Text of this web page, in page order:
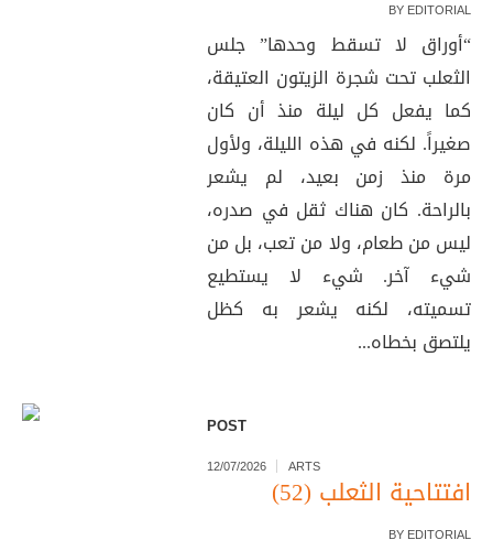
BY EDITORIAL
“أوراق لا تسقط وحدها” جلس
الثعلب تحت شجرة الزيتون العتيقة،
كما يفعل كل ليلة منذ أن كان
صغيراً. لكنه في هذه الليلة، ولأول
مرة منذ زمن بعيد، لم يشعر
بالراحة. كان هناك ثقل في صدره،
ليس من طعام، ولا من تعب، بل من
شيء آخر. شيء لا يستطيع
تسميته، لكنه يشعر به كظل
يلتصق بخطاه...
POST
12/07/2026 ARTS
افتتاحية الثعلب (52)
BY EDITORIAL